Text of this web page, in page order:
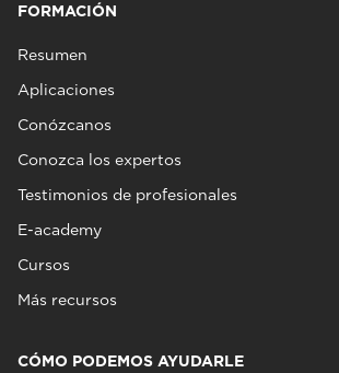
FORMACIÓN
Resumen
Aplicaciones
Conózcanos
Conozca los expertos
Testimonios de profesionales
E-academy
Cursos
Más recursos
CÓMO PODEMOS AYUDARLE